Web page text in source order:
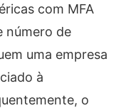
com MFA
número de
uma empresa
à
o